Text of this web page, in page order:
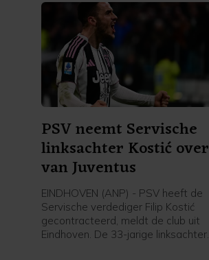
PSV neemt Servische
linksachter Kostić over
van Juventus
EINDHOVEN (ANP) - PSV heeft de
Servische verdediger Filip Kostić
gecontracteerd, meldt de club uit
Eindhoven. De 33-jarige linksachter